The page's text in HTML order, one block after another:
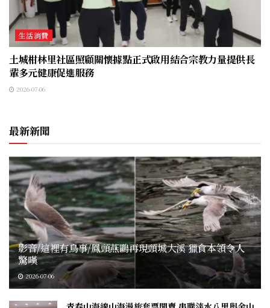
生活消費
土城柑林里社區照顧關懷據點正式啟用結合宗教力量提供長
輩多元健康促進服務
2026-07-06
最新新聞
影音/這裡有鳥事/鳳頭燕鷗再現頭城大溪 獵食本領令人
驚嘆
2026-07-06